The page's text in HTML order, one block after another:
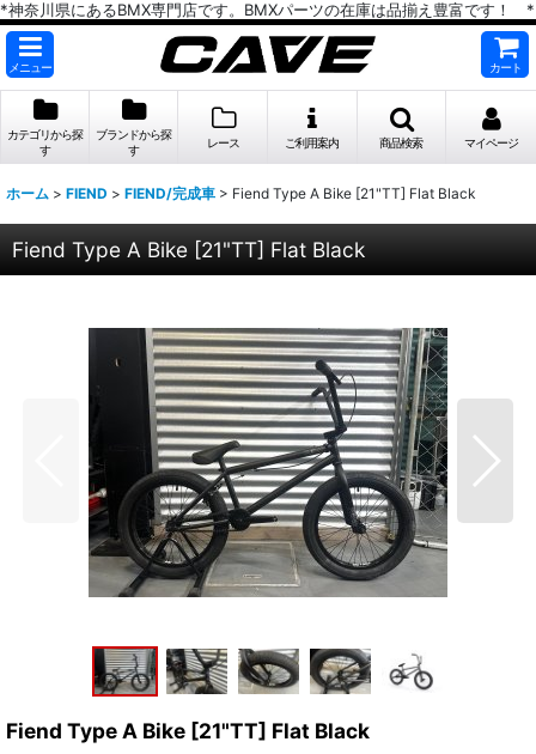
*神奈川県にあるBMX専門店です。BMXパーツの在庫は品揃え豊富です！ *
メニュー カート
カテゴリから探
す
ブランドから探
す
レース ご利用案内 商品検索 マイページ
ホーム > FIEND > FIEND/完成車 > Fiend Type A Bike [21"TT] Flat Black
Fiend Type A Bike [21"TT] Flat Black
Fiend Type A Bike [21"TT] Flat Black